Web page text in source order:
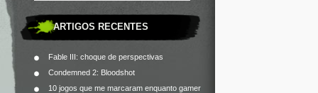
ARTIGOS RECENTES
Fable III: choque de perspectivas
Condemned 2: Bloodshot
10 jogos que me marcaram enquanto gamer